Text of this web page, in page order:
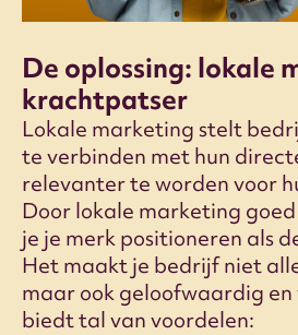
De oplossing: lokale
krachtpatser
Lokale marketing stelt
te verbinden met hun
relevanter te worden voor
Door lokale marketing
je je merk positioneren als
Het maakt je bedrijf niet
maar ook geloofwaardig
biedt tal van voordelen: